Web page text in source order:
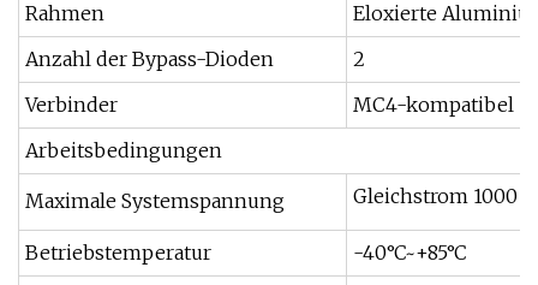
Rahmen
Eloxierte
Anzahl der Bypass-Dioden
2
Verbinder
MC4-kompatibel
Arbeitsbedingungen
Maximale Systemspannung Gleichstrom 1000 V
Betriebstemperatur
-40°C~+85°C